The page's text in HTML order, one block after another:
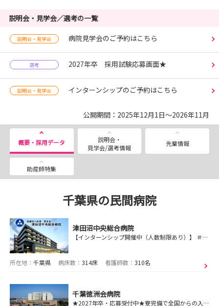
説明会・見学会／選考の一覧
説明会・見学会 病院見学会のご予約はこちら
選考 2027年卒 採用試験応募画面★
説明会・見学会 インターンシップのご予約はこちら
公開期間：2025年12月1日～2026年11月
概要・採用データ
説明会・
見学会/選考情報
先輩情報
助産師特集
千葉県の民間病院
津田沼中央総合病院
【インターンシップ開催中（人数制限あり）】 ＃ローテーション研修 ＃年間休日120日 ＃1人暮らしデビュー #福利厚生充実
所在地： 千葉県 病床数： 314床 看護師数： 310名
千葉徳洲会病院
★2027年卒・応募受付中★寮完備で全国からの入職実績多数！駅徒歩5分でアクセス◎